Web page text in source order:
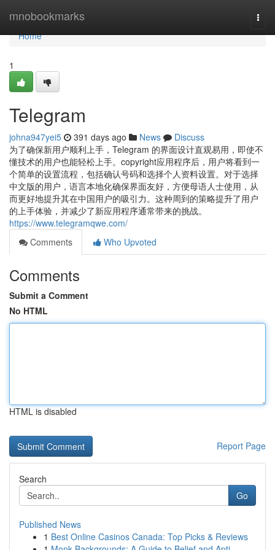
mnobookmarks
Home
Home
1
Telegram
johna947yei5 391 days ago News
Discuss
为了确保新用户顺利上手，Telegram 的界面设计直观易用，即使不
懂技术的用户也能轻松上手。copyright应用程序后，用户将看到一
个简单的设置流程，包括确认号码和选择个人资料设置。对于选择
中文版的用户，语言本地化确保界面友好，方便母语人士使用，从
而更好地提升其在中国用户的吸引力。这种周到的策略提升了用户
的上手体验，并减少了新应用程序通常带来的挑战。
https://www.telegramqwe.com/
Comments
Who Upvoted
Comments
Submit a Comment
No HTML
HTML is disabled
Report Page
Search
Go
Published News
1 Best Online Casinos Canada: Top Picks & Reviews